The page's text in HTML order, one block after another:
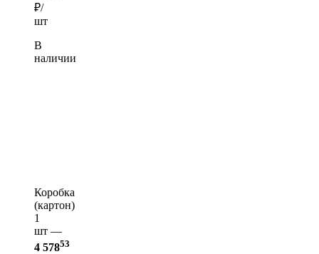
₽/
шт
В
наличии
Коробка
(картон)
1
шт —
4 57853